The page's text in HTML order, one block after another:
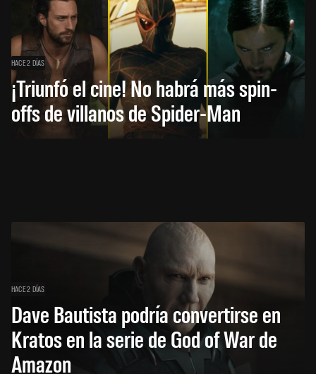
HACE 2 DÍAS
¡Triunfó el cine! No habrá más spin-
offs de villanos de Spider-Man
HACE 2 DÍAS
Dave Bautista podría convertirse en
Kratos en la serie de God of War de
Amazon